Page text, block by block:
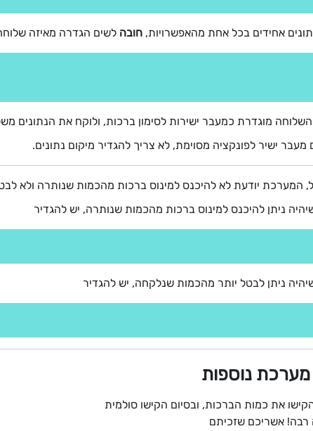
אחידים בכל אחת מהאפשרויות, חובה לשים הגדרה מאיזה
מוגדרת כמעבר ישירות לסימון ברכות, ולוקח את הנתונים משלוחה 1/1 מהתפריט הראשי (חובה לשים "/"
מעבר ישיר לפונקציה מסוימת, לא צריך להגדיר מיקום נתונים.
המערכת יודעת לא להיכנס למינוס ברכות מהכמות שנותרה ולא
ניתן להיכנס למינוס ברכות מהכמות שנותרה, יש להגדיר
ניתן לבטל יותר מהכמות שנלקחה, יש להגדיר
מערכת נוספות
את כמות הברכות, ובסיום הקישו סולמית
רבה! אשריכם שזכיתם